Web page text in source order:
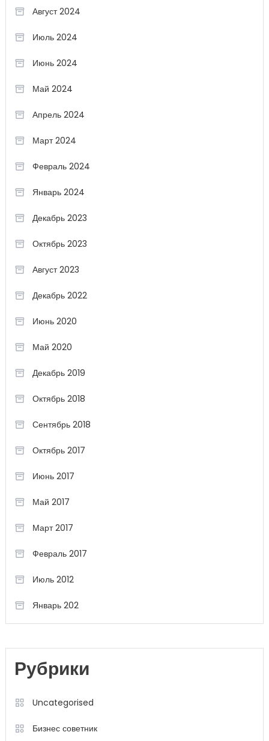
Август 2024
Июль 2024
Июнь 2024
Май 2024
Апрель 2024
Март 2024
Февраль 2024
Январь 2024
Декабрь 2023
Октябрь 2023
Август 2023
Декабрь 2022
Июнь 2020
Май 2020
Декабрь 2019
Октябрь 2018
Сентябрь 2018
Октябрь 2017
Июнь 2017
Май 2017
Март 2017
Февраль 2017
Июль 2012
Январь 202
Рубрики
Uncategorised
Бизнес советник